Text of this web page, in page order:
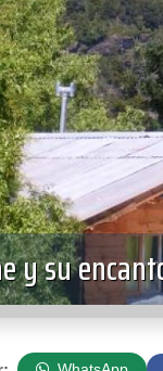
y su